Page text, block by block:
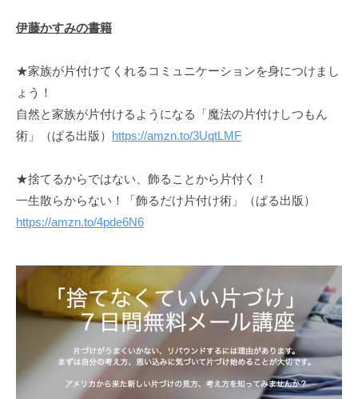
伊藤かすみの書籍
★家族が片付けてくれるコミュニケーションを身につけまし
ょう！
自然と家族が片付けるようになる「魔法の片付けしつもん
術」（ぱる出版）
https://amzn.to/3UqtLMF
★捨てるからではない、飾ることから片付く！
一生散らからない！「飾るだけ片付け術」（ぱる出版）
https://amzn.to/4pde6N6